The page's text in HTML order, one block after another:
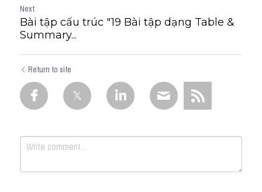
Next
Bài tập cấu trúc "19 Bài tập dạng Table &
Summary...
Return to site